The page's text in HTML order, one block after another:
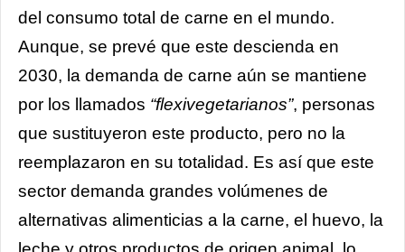
del consumo total de carne en el mundo.
Aunque, se prevé que este descienda en
2030, la demanda de carne aún se mantiene
por los llamados “flexivegetarianos”, personas
que sustituyeron este producto, pero no la
reemplazaron en su totalidad. Es así que este
sector demanda grandes volúmenes de
alternativas alimenticias a la carne, el huevo, la